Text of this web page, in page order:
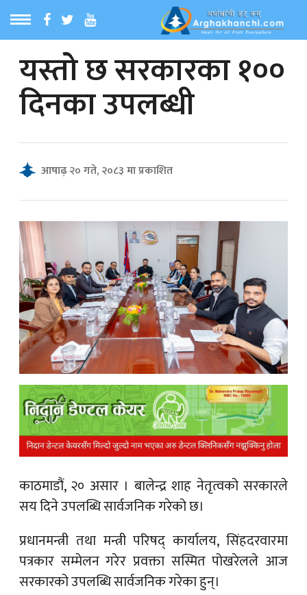
MENU
समाचार
समाचार
समाचार
News
यस्तो छ सरकारका १००
दिनका उपलब्धी
आषाढ़ २० गते, २०८३ मा प्रकाशित
काठमाडौं, २० असार । बालेन्द्र शाह नेतृत्वको सरकारले
सय दिने उपलब्धि सार्वजनिक गरेको छ।
प्रधानमन्त्री तथा मन्त्री परिषद् कार्यालय, सिंहदरवारमा
पत्रकार सम्मेलन गरेर प्रवक्ता सस्मित पोखरेलले आज
सरकारको उपलब्धि सार्वजनिक गरेका हुन्।